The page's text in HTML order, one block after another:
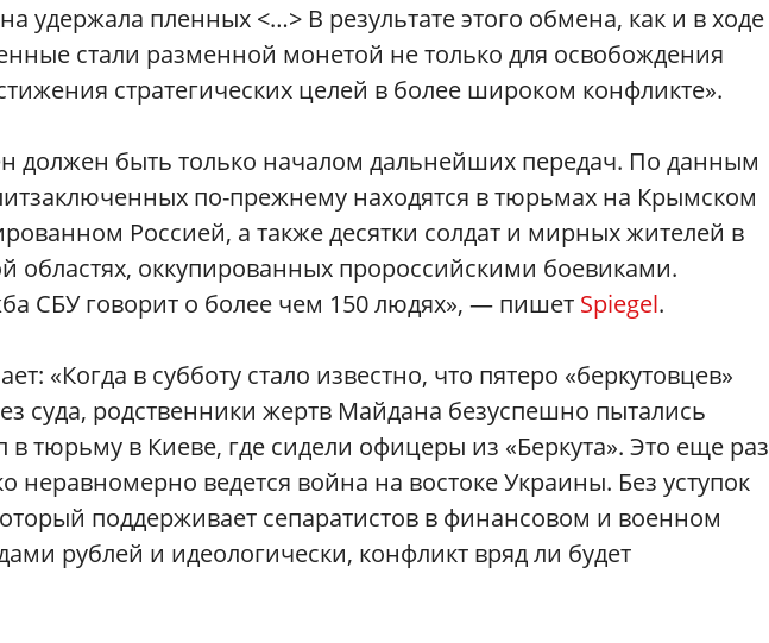
удержала пленных <…> В результате этого обмена, как и в ходе
стали разменной монетой не только для освобождения
стратегических целей в более широком конфликте».
должен быть только началом дальнейших передач. По данным
по-прежнему находятся в тюрьмах на Крымском
Россией, а также десятки солдат и мирных жителей в
областях, оккупированных пророссийскими боевиками.
СБУ говорит о более чем 150 людях», — пишет Spiegel.
«Когда в субботу стало известно, что пятеро «беркутовцев»
суда, родственники жертв Майдана безуспешно пытались
в тюрьму в Киеве, где сидели офицеры из «Беркута». Это еще раз
неравномерно ведется война на востоке Украины. Без уступок
поддерживает сепаратистов в финансовом и военном
рублей и идеологически, конфликт вряд ли будет